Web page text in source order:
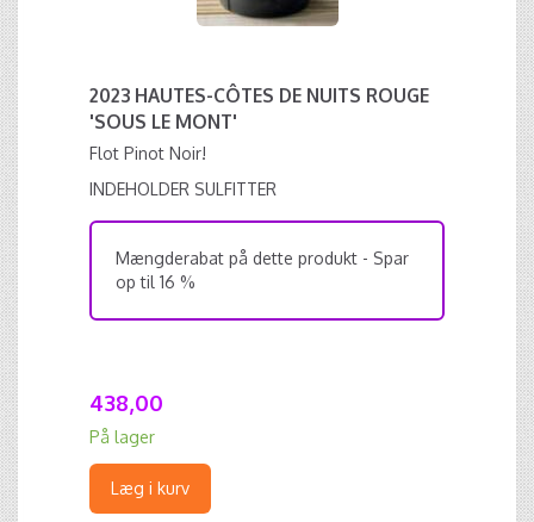
2023 HAUTES-CÔTES DE NUITS ROUGE
'SOUS LE MONT'
Flot Pinot Noir!
INDEHOLDER SULFITTER
Mængderabat på dette produkt - Spar
op til 16 %
438,00
På lager
Læg i kurv